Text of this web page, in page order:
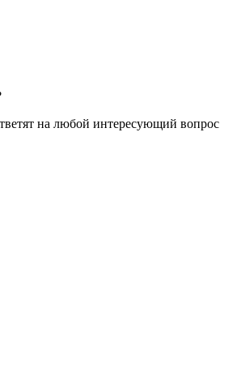
на любой интересующий вопрос